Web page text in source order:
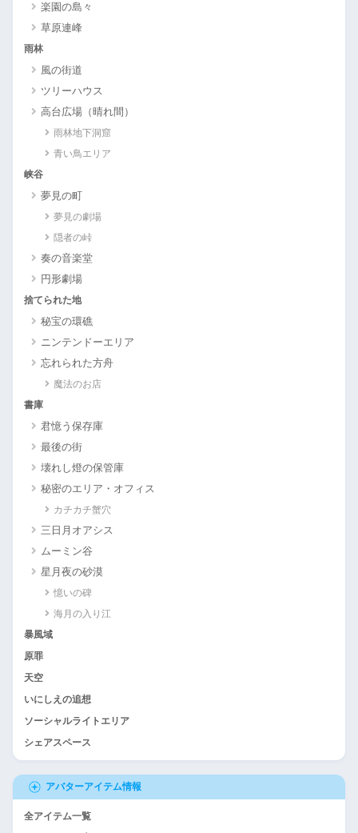
楽園の島々
草原連峰
雨林
風の街道
ツリーハウス
高台広場（晴れ間）
雨林地下洞窟
青い鳥エリア
峡谷
夢見の町
夢見の劇場
隠者の峠
奏の音楽堂
円形劇場
捨てられた地
秘宝の環礁
ニンテンドーエリア
忘れられた方舟
魔法のお店
書庫
君憶う保存庫
最後の街
壊れし燈の保管庫
秘密のエリア・オフィス
カチカチ蟹穴
三日月オアシス
ムーミン谷
星月夜の砂漠
憶いの碑
海月の入り江
暴風域
原罪
天空
いにしえの追想
ソーシャルライトエリア
シェアスペース
アバターアイテム情報
全アイテム一覧